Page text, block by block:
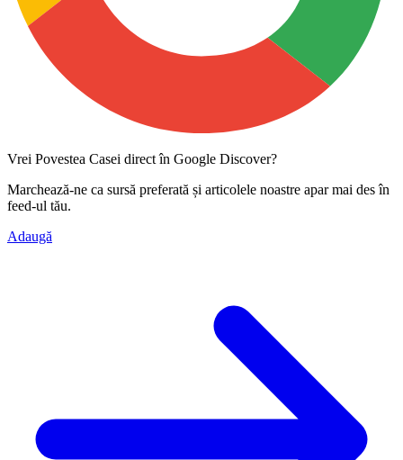
Vrei Povestea Casei direct în Google Discover?
Marchează-ne ca sursă preferată și articolele noastre apar mai des în
feed-ul tău.
Adaugă